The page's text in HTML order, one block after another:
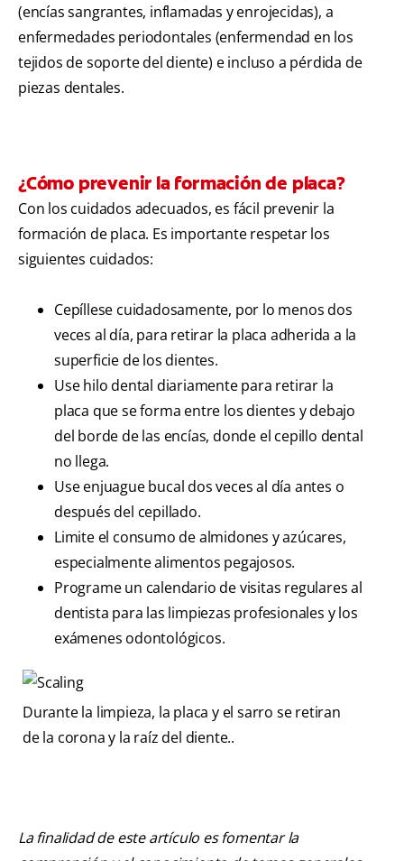
(encías sangrantes, inflamadas y enrojecidas), a
enfermedades periodontales (enfermendad en los
tejidos de soporte del diente) e incluso a pérdida de
piezas dentales.
¿Cómo prevenir la formación de placa?
Con los cuidados adecuados, es fácil prevenir la
formación de placa. Es importante respetar los
siguientes cuidados:
Cepíllese cuidadosamente, por lo menos dos
veces al día, para retirar la placa adherida a la
superficie de los dientes.
Use hilo dental diariamente para retirar la
placa que se forma entre los dientes y debajo
del borde de las encías, donde el cepillo dental
no llega.
Use enjuague bucal dos veces al día antes o
después del cepillado.
Limite el consumo de almidones y azúcares,
especialmente alimentos pegajosos.
Programe un calendario de visitas regulares al
dentista para las limpiezas profesionales y los
exámenes odontológicos.
Durante la limpieza, la placa y el sarro se retiran
de la corona y la raíz del diente..
La finalidad de este artículo es fomentar la